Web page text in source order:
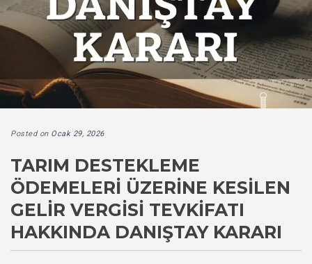
Posted on Ocak 29, 2026
TARIM DESTEKLEME
ÖDEMELERI ÜZERINE KESILEN
GELIR VERGISI TEVKIFATI
HAKKINDA DANIŞTAY KARARI